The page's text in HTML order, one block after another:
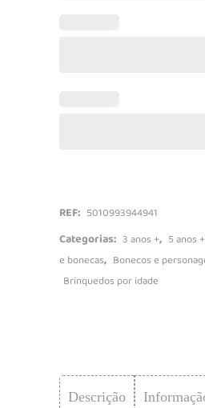
REF: 5010993944941
Categorias: 3 anos +, 5 anos +
e bonecas, Bonecos e
Brinquedos por idade
Descrição